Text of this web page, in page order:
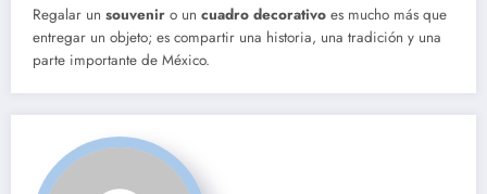
Regalar un souvenir o un cuadro decorativo es mucho más que
entregar un objeto; es compartir una historia, una tradición y una
parte importante de México.